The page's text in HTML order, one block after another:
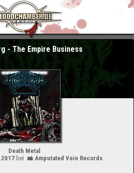
- The Empire Business
Death Metal
bei Amputated Vein Records